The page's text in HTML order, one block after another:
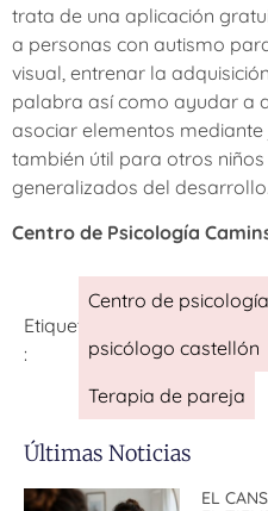
trata de una aplicación
a personas con autismo
visual, entrenar la
palabra así como ayudar a
asociar elementos
también útil para otros
generalizados del desarrollo.
Centro de Psicología
Etiquetas
:
Centro de
psicólogo castellón
Terapia de pareja
Últimas Noticias
EL